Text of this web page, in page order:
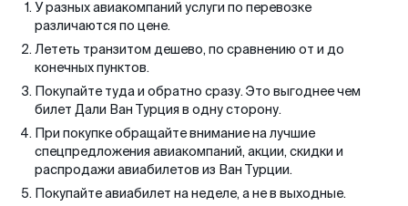
У разных авиакомпаний услуги по перевозке
различаются по цене.
Лететь транзитом дешево, по сравнению от и до
конечных пунктов.
Покупайте туда и обратно сразу. Это выгоднее чем
билет Дали Ван Турция в одну сторону.
При покупке обращайте внимание на лучшие
спецпредложения авиакомпаний, акции, скидки и
распродажи авиабилетов из Ван Турции.
Покупайте авиабилет на неделе, а не в выходные.